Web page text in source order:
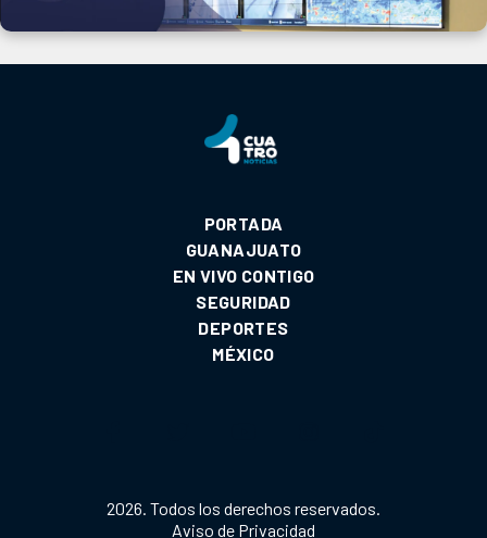
PORTADA
GUANAJUATO
EN VIVO CONTIGO
SEGURIDAD
DEPORTES
MÉXICO
2026. Todos los derechos reservados.
Aviso de Privacidad